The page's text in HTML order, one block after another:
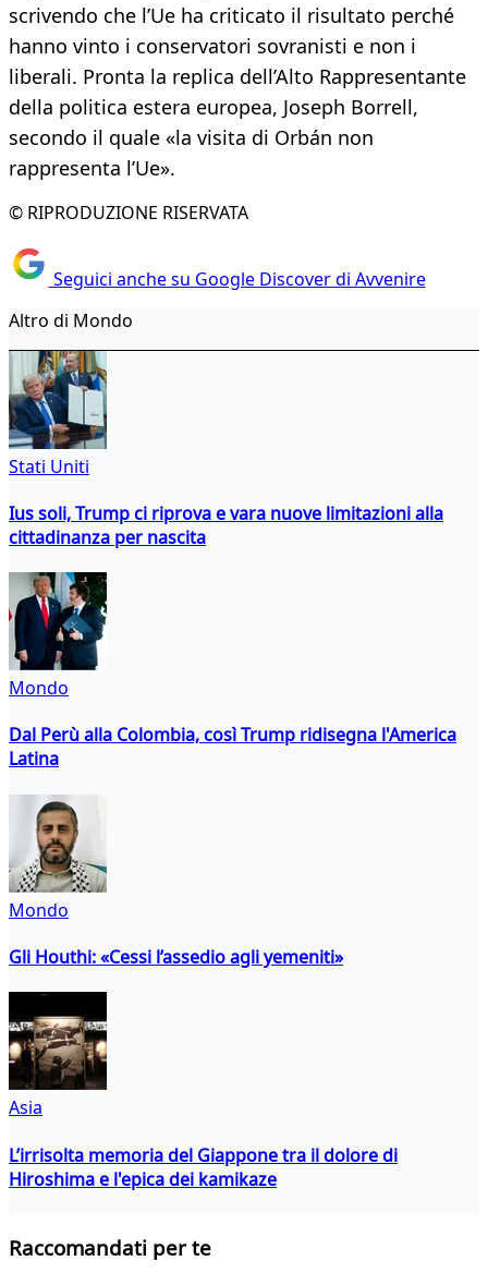
scrivendo che l’Ue ha criticato il risultato perché
hanno vinto i conservatori sovranisti e non i
liberali. Pronta la replica dell’Alto Rappresentante
della politica estera europea, Joseph Borrell,
secondo il quale «la visita di Orbán non
rappresenta l’Ue».
© RIPRODUZIONE RISERVATA
Seguici anche su Google Discover di Avvenire
Altro di Mondo
Stati Uniti
Ius soli, Trump ci riprova e vara nuove limitazioni alla
cittadinanza per nascita
Mondo
Dal Perù alla Colombia, così Trump ridisegna l'America
Latina
Mondo
Gli Houthi: «Cessi l’assedio agli yemeniti»
Asia
L’irrisolta memoria del Giappone tra il dolore di
Hiroshima e l'epica dei kamikaze
Raccomandati per te